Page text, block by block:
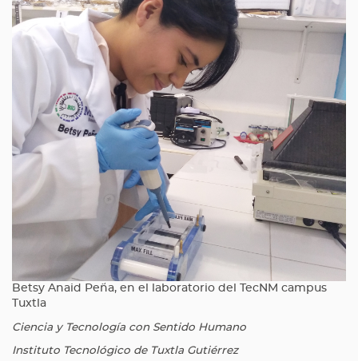
Betsy Anaid Peña, en el laboratorio del TecNM campus
Tuxtla
Ciencia y Tecnología con Sentido Humano
Instituto Tecnológico de Tuxtla Gutiérrez